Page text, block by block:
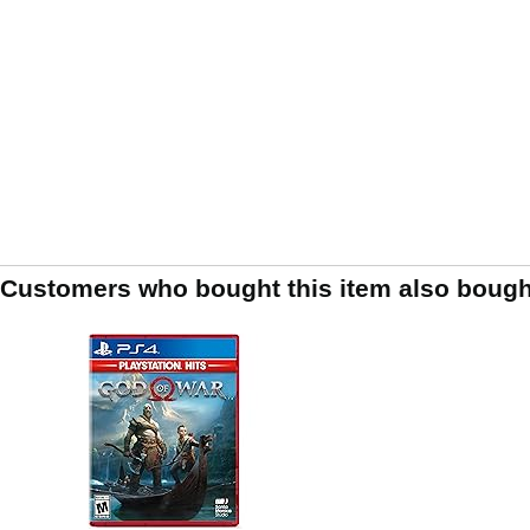
Customers who bought this item also